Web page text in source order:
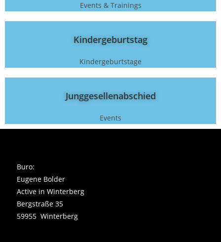
Events & Trainings
Kindergeburtstag
Kindergeburtstage
Junggesellenabschied
Events
Buro:
Eugene Bolder
Active in Winterberg
Bergstraße 35
59955 Winterberg